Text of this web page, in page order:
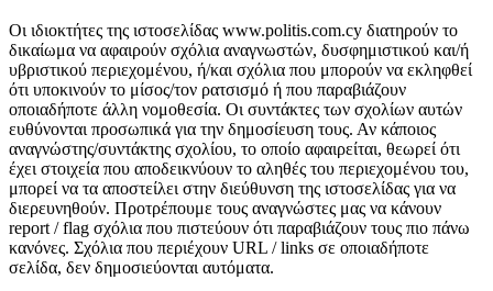
Οι ιδιοκτήτες της ιστοσελίδας www.politis.com.cy διατηρούν το
δικαίωμα να αφαιρούν σχόλια αναγνωστών, δυσφημιστικού και/ή
υβριστικού περιεχομένου, ή/και σχόλια που μπορούν να εκληφθεί
ότι υποκινούν το μίσος/τον ρατσισμό ή που παραβιάζουν
οποιαδήποτε άλλη νομοθεσία. Οι συντάκτες των σχολίων αυτών
ευθύνονται προσωπικά για την δημοσίευση τους. Αν κάποιος
αναγνώστης/συντάκτης σχολίου, το οποίο αφαιρείται, θεωρεί ότι
έχει στοιχεία που αποδεικνύουν το αληθές του περιεχομένου του,
μπορεί να τα αποστείλει στην διεύθυνση της ιστοσελίδας για να
διερευνηθούν. Προτρέπουμε τους αναγνώστες μας να κάνουν
report / flag σχόλια που πιστεύουν ότι παραβιάζουν τους πιο πάνω
κανόνες. Σχόλια που περιέχουν URL / links σε οποιαδήποτε
σελίδα, δεν δημοσιεύονται αυτόματα.